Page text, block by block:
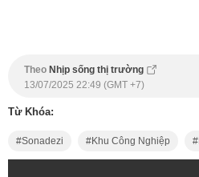
Theo Nhịp sống thị trường
13/07/2025 22:49 (GMT +7)
Từ Khóa:
Sonadezi Khu Công Nghiệp